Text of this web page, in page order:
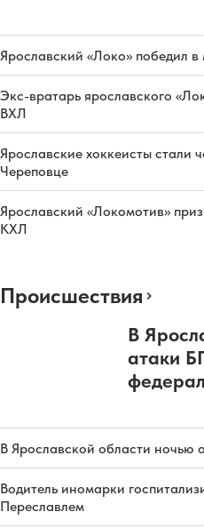
Ярославский «Локо» победил
Экс-вратарь ярославского
ВХЛ
Ярославские хоккеисты стали
Череповце
Ярославский «Локомотив»
КХЛ
Происшествия
В
атаки
В Ярославской области ночью
Водитель иномарки
Переславлем